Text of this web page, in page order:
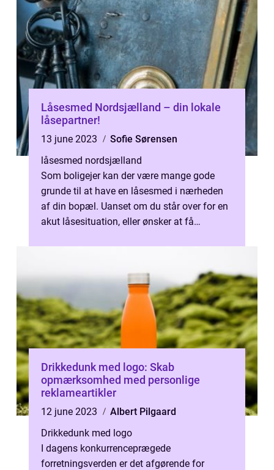
Låsesmed Nordsjælland – din lokale
låsepartner!
13 june 2023
Sofie Sørensen
låsesmed nordsjælland
Som boligejer kan der være mange gode
grunde til at have en låsesmed i nærheden
af din bopæl. Uanset om du står over for en
akut låsesituation, eller ønsker at få
Drikkedunk med logo: Skab
opmærksomhed med personlige
reklameartikler
12 june 2023
Albert Pilgaard
Drikkedunk med logo
I dagens konkurrenceprægede
forretningsverden er det afgørende for